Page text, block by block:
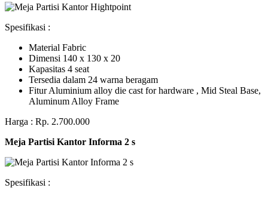
Spesifikasi :
Material Fabric
Dimensi 140 x 130 x 20
Kapasitas 4 seat
Tersedia dalam 24 warna beragam
Fitur Aluminium alloy die cast for hardware , Mid Steal Base,
Aluminum Alloy Frame
Harga : Rp. 2.700.000
Meja Partisi Kantor Informa 2 s
Spesifikasi :